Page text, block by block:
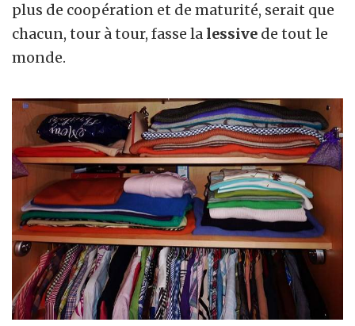
plus de coopération et de maturité, serait que
chacun, tour à tour, fasse la lessive de tout le
monde.